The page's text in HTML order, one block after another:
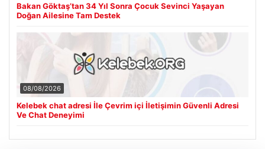
Bakan Göktaş’tan 34 Yıl Sonra Çocuk Sevinci Yaşayan
Doğan Ailesine Tam Destek
08/08/2026
Kelebek chat adresi İle Çevrim içi İletişimin Güvenli Adresi
Ve Chat Deneyimi